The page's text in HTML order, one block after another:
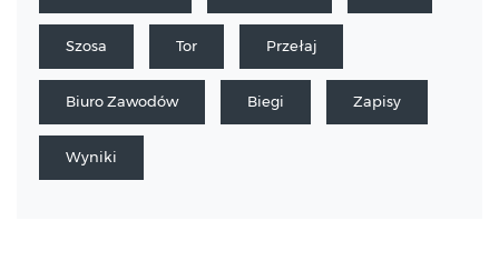
Szosa Tor Przełaj
Biuro Zawodów Biegi Zapisy
Wyniki